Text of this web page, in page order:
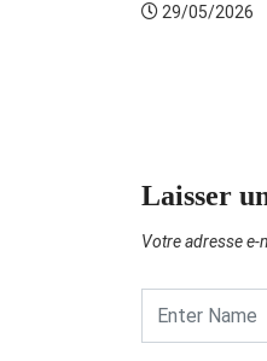
29/05/2026
Laisser
Votre adresse e-